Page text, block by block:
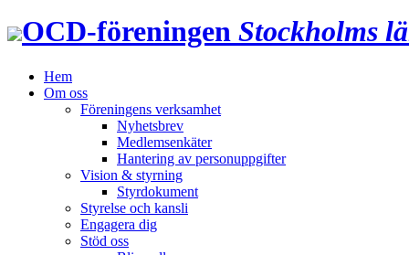
OCD‑föreningen Stockholms
Hem
Om oss
Föreningens verksamhet
Nyhetsbrev
Medlemsenkäter
Hantering av personuppgifter
Vision & styrning
Styrdokument
Styrelse och kansli
Engagera dig
Stöd oss